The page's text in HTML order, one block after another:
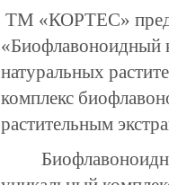
ТМ «КОРТЕС»
натуральных
комплекс
растительным